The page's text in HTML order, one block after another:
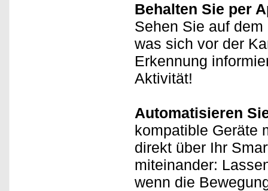
Behalten Sie per
Sehen Sie auf
was sich vor der
Erkennung
Aktivität!
Automatisieren
kompatible Geräte
direkt über Ihr
miteinander:
wenn die